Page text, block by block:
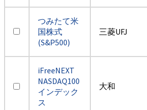
つみたて米
国株式
(S&P500)
三菱UFJ
iFreeNEXT
NASDAQ100
インデック
ス
大和